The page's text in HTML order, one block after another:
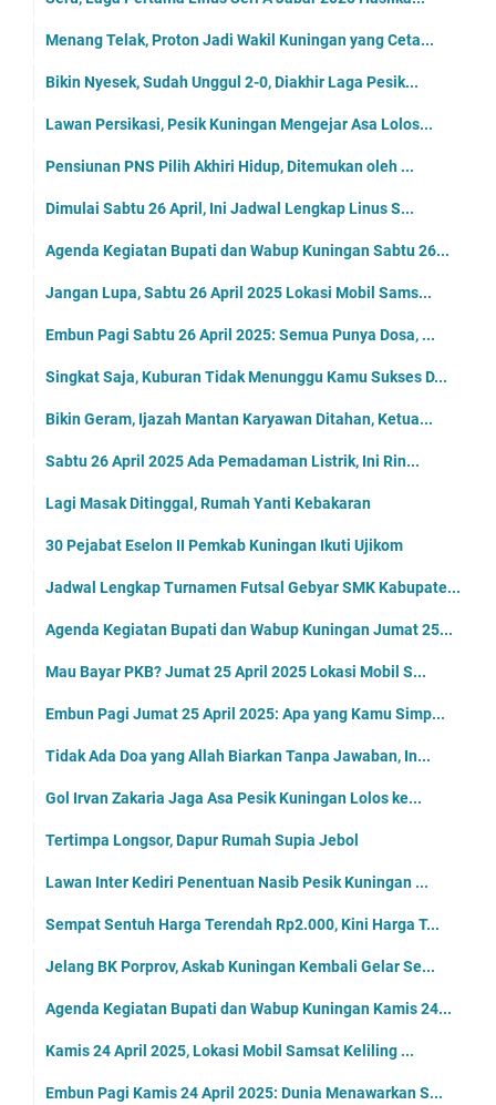
Menang Telak, Proton Jadi Wakil Kuningan yang Ceta...
Bikin Nyesek, Sudah Unggul 2-0, Diakhir Laga Pesik...
Lawan Persikasi, Pesik Kuningan Mengejar Asa Lolos...
Pensiunan PNS Pilih Akhiri Hidup, Ditemukan oleh ...
Dimulai Sabtu 26 April, Ini Jadwal Lengkap Linus S...
Agenda Kegiatan Bupati dan Wabup Kuningan Sabtu 26...
Jangan Lupa, Sabtu 26 April 2025 Lokasi Mobil Sams...
Embun Pagi Sabtu 26 April 2025: Semua Punya Dosa, ...
Singkat Saja, Kuburan Tidak Menunggu Kamu Sukses D...
Bikin Geram, Ijazah Mantan Karyawan Ditahan, Ketua...
Sabtu 26 April 2025 Ada Pemadaman Listrik, Ini Rin...
Lagi Masak Ditinggal, Rumah Yanti Kebakaran
30 Pejabat Eselon II Pemkab Kuningan Ikuti Ujikom
Jadwal Lengkap Turnamen Futsal Gebyar SMK Kabupate...
Agenda Kegiatan Bupati dan Wabup Kuningan Jumat 25...
Mau Bayar PKB? Jumat 25 April 2025 Lokasi Mobil S...
Embun Pagi Jumat 25 April 2025: Apa yang Kamu Simp...
Tidak Ada Doa yang Allah Biarkan Tanpa Jawaban, In...
Gol Irvan Zakaria Jaga Asa Pesik Kuningan Lolos ke...
Tertimpa Longsor, Dapur Rumah Supia Jebol
Lawan Inter Kediri Penentuan Nasib Pesik Kuningan ...
Sempat Sentuh Harga Terendah Rp2.000, Kini Harga T...
Jelang BK Porprov, Askab Kuningan Kembali Gelar Se...
Agenda Kegiatan Bupati dan Wabup Kuningan Kamis 24...
Kamis 24 April 2025, Lokasi Mobil Samsat Keliling ...
Embun Pagi Kamis 24 April 2025: Dunia Menawarkan S...